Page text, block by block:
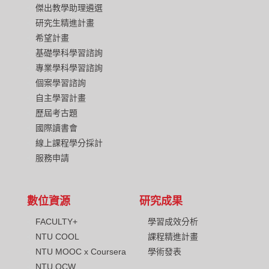
傑出教學助理遴選
研究生精進計畫
希望計畫
基礎學科學習諮詢
專業學科學習諮詢
個案學習諮詢
自主學習計畫
歷屆考古題
國際讀書會
線上課程學分採計
服務申請
數位資源
FACULTY+
NTU COOL
NTU MOOC x Coursera
NTU OCW
研究成果
學習成效分析
課程精進計畫
學術發表